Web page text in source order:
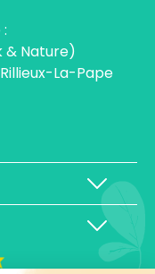
& Nature)
La-Pape